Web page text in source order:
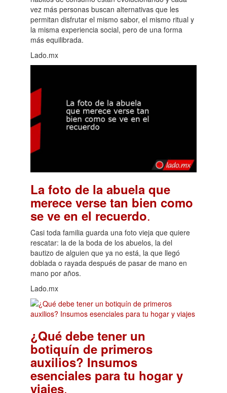
vez más personas buscan alternativas que les
permitan disfrutar el mismo sabor, el mismo ritual y
la misma experiencia social, pero de una forma
más equilibrada.
Lado.mx
La foto de la abuela que
merece verse tan bien como
se ve en el recuerdo.
Casi toda familia guarda una foto vieja que quiere
rescatar: la de la boda de los abuelos, la del
bautizo de alguien que ya no está, la que llegó
doblada o rayada después de pasar de mano en
mano por años.
Lado.mx
¿Qué debe tener un
botiquín de primeros
auxilios? Insumos
esenciales para tu hogar y
viajes.